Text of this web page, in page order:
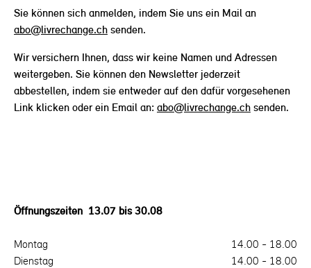
Sie können sich anmelden, indem Sie uns ein Mail an
abo@livrechange.ch senden.
Wir versichern Ihnen, dass wir keine Namen und Adressen
weitergeben. Sie können den Newsletter jederzeit
abbestellen, indem sie entweder auf den dafür vorgesehenen
Link klicken oder ein Email an: abo@livrechange.ch senden.
Öffnungszeiten 13.07 bis 30.08
Montag
14.00 - 18.00
Dienstag
14.00 - 18.00